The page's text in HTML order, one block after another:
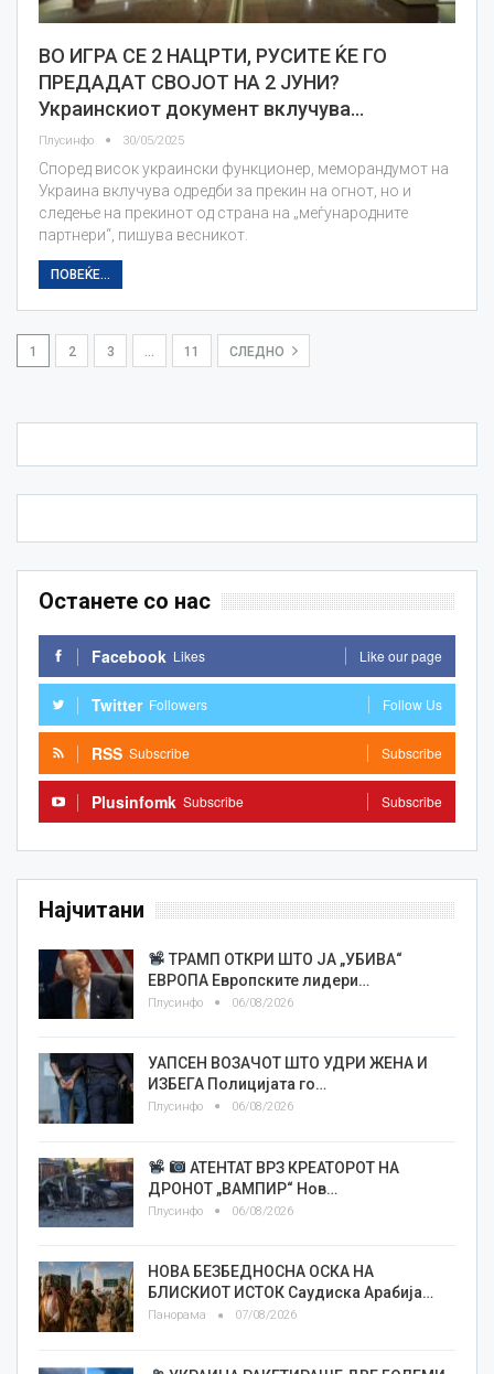
ВО ИГРА СЕ 2 НАЦРТИ, РУСИТЕ ЌЕ ГО
ПРЕДАДАТ СВОЈОТ НА 2 ЈУНИ?
Украинскиот документ вклучува…
Плусинфо 30/05/2025
Според висок украински функционер, меморандумот на
Украина вклучува одредби за прекин на огнот, но и
следење на прекинот од страна на „меѓународните
партнери“, пишува весникот.
ПОВЕЌЕ...
1 2 3 11 СЛЕДНО
Останете со нас
Facebook Likes Like our page
Twitter Followers Follow Us
RSS Subscribe Subscribe
Plusinfomk Subscribe Subscribe
Најчитани
ТРАМП ОТКРИ ШТО ЈА „УБИВА“
ЕВРОПА Европските лидери…
Плусинфо 06/08/2026
УАПСЕН ВОЗАЧОТ ШТО УДРИ ЖЕНА И
ИЗБЕГА Полицијата го…
Плусинфо 06/08/2026
АТЕНТАТ ВРЗ КРЕАТОРОТ НА
ДРОНОТ „ВАМПИР“ Нов…
Плусинфо 06/08/2026
НОВА БЕЗБЕДНОСНА ОСКА НА
БЛИСКИОТ ИСТОК Саудиска Арабија…
Панорама 07/08/2026